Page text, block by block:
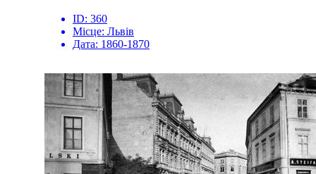
ID: 360
Місце: Львів
Дата: 1860-1870